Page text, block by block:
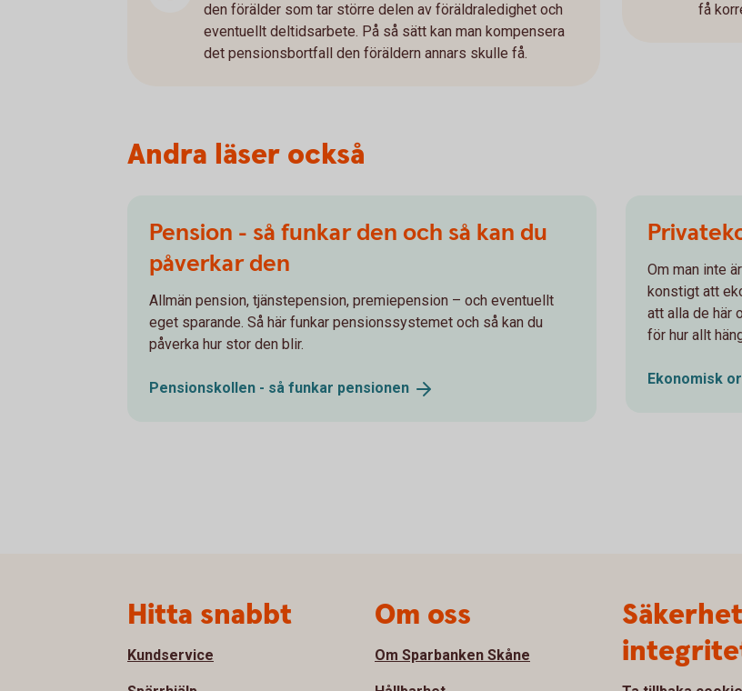
den förälder som tar större delen av föräldraledighet och
eventuellt deltidsarbete. På så sätt kan man kompensera
det pensionsbortfall den föräldern annars skulle få.
få
Andra läser också
Pension - så funkar den och så kan du
påverkar den
Allmän pension, tjänstepension, premiepension – och eventuellt
eget sparande. Så här funkar pensionssystemet och så kan du
påverka hur stor den blir.
Pensionskollen - så funkar pensionen
Om man inte
konstigt att
att alla de här
för hur allt
Ekonomisk
Hitta snabbt
Kundservice
Om oss
Om Sparbanken Skåne